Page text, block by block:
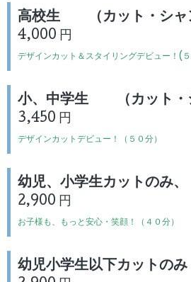
高校生 （カット・シャ
4,000 円
デザインカット＆スタイリングデビュー！(５
小、中学生 （カット・
3,450 円
デザインカットデビュー！（５０分）
幼児、小学生カットのみ
2,900 円
お子様も、もっと安心・笑顔！（４０分）
幼児小学生以下カットのみ